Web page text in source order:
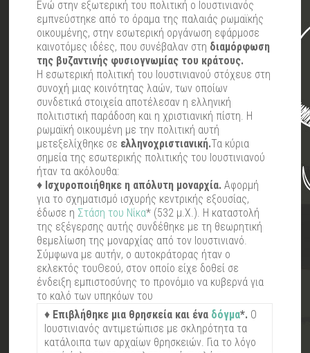
Ενώ στην εξωτερική του πολιτική ο Ιουστινιανός
εμπνεύστηκε από το όραμα της παλαιάς ρωμαϊκής
οικουμένης, στην εσωτερική οργάνωση εφάρμοσε
καινοτόμες ιδέες, που συνέβαλαν στη διαμόρφωση
της βυζαντινής φυσιογνωμίας του κράτους.
Η εσωτερική πολιτική του Ιουστινιανού στόχευε στη
συνοχή μιας κοινότητας λαών, των οποίων
συνδετικά στοιχεία αποτέλεσαν η ελληνική
πολιτιστική παράδοση και η χριστιανική πίστη. Η
ρωμαϊκή οικουμένη με την πολιτική αυτή
μετεξελίχθηκε σε ελληνοχριστιανική.Τα κύρια
σημεία της εσωτερικής πολιτικής του Ιουστινιανού
ήταν τα ακόλουθα:
♦ Ισχυροποιήθηκε η απόλυτη μοναρχία. Αφορμή
για το σχηματισμό ισχυρής κεντρικής εξουσίας,
έδωσε η Στάση του Νίκα* (532 μ.Χ.). Η καταστολή
της εξέγερσης αυτής συνδέθηκε με τη θεωρητική
θεμελίωση της μοναρχίας από τον Ιουστινιανό.
Σύμφωνα με αυτήν, ο αυτοκράτορας ήταν ο
εκλεκτός τουΘεού, στον οποίο είχε δοθεί σε
ένδειξη εμπιστοσύνης το προνόμιο να κυβερνά για
το καλό των υπηκόων του
♦ Επιβλήθηκε μια θρησκεία και ένα δόγμα*. Ο
Ιουστινιανός αντιμετώπισε με σκληρότητα τα
κατάλοιπα των αρχαίων θρησκειών. Για το λόγο